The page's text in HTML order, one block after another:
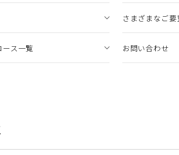
さまざまなご
ス一覧 お問い合わせ